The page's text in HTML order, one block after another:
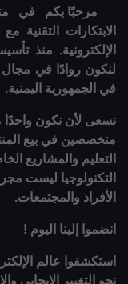
مرحبًا بكم في
الابتكارات
لنكون روادًا في مجال
في الجمهورية اليمنية.
نسعى لأن نكون واحدًا
متخصصين في بيع
التعليم والمشاريع
التكنولوجيا ليست
الأفراد والمجتمعات.
انضموا إلينا اليوم !
استكشفوا عالم
نحو التغيير الإيجابي